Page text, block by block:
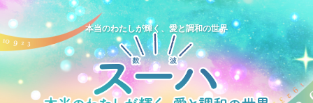
本当のわたしが輝く、愛と調和の世界